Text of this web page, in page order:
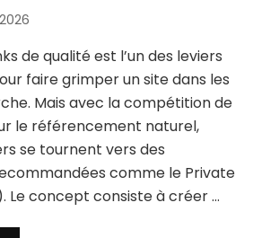
de qualité est l’un des leviers
faire grimper un site dans les
Mais avec la compétition de
le référencement naturel,
se tournent vers des
comme le Private
Le concept consiste à créer …